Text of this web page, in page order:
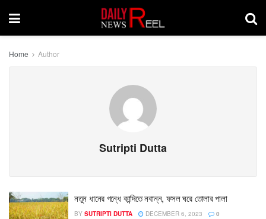
Home Author
Sutripti Dutta
নতুন ধানের গন্ধে কান্দিতে নবান্ন, ফসল ঘরে তোলার পালা
BY SUTRIPTI DUTTA DECEMBER 6, 2023 0